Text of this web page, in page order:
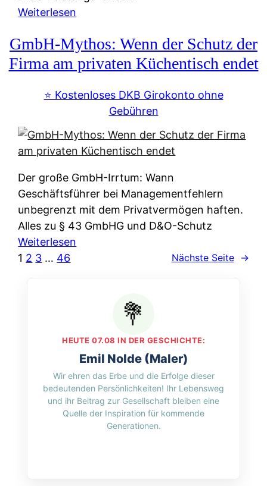
W
e
r
s
i
c
h
e
t
n
w
i
r
:
W
e
u
d
n
w
l
c
h
e
n
r
n
f
u
n
Weiterlesen
t
e
u
e
r
k
l
ä
u
&
O
n
l
GmbH-Mythos: Wenn der Schutz der
Firma am privaten Küchentisch endet
⭐️ Kostenloses DKB Girokonto ohne
Gebühren
Der große GmbH-Irrtum: Wann
Geschäftsführer bei Managementfehlern
unbegrenzt mit dem Privatvermögen haften.
Alles zu § 43 GmbHG und D&O-Schutz
Weiterlesen
M
y
h
o
s
1 2 3 … 46 Nächste Seite →
HEUTE 07.08 IN DER GESCHICHTE:
Emil Nolde (Maler)
Wir ehren das Erbe und die Erfolge dieser
bedeutenden Persönlichkeiten! Ihr Lebensweg
und ihr Beitrag zur Gesellschaft bleiben eine
Quelle der Inspiration für kommende
Generationen.